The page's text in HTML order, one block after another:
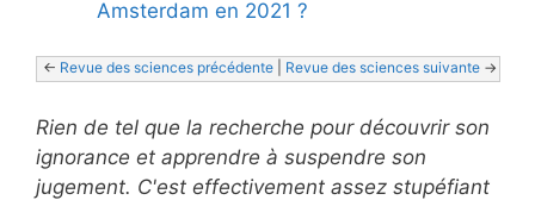
Amsterdam en 2021 ?
<- Revue des sciences précédente Revue des sciences suivante ->
Rien de tel que la recherche pour découvrir son
ignorance et apprendre à suspendre son
jugement. C'est effectivement assez stupéfiant